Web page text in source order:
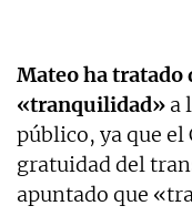
Mateo ha tratado
«tranquilidad» a
público, ya que el
gratuidad del
apuntado que